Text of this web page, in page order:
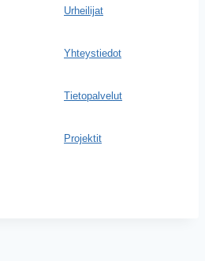
Urheilijat
Yhteystiedot
Tietopalvelut
Projektit